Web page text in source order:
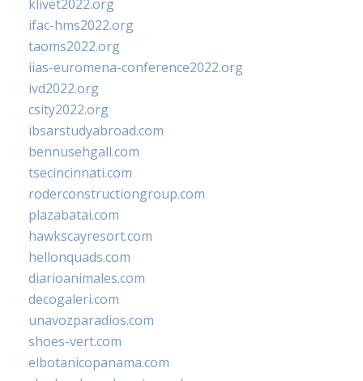
klivet2022.org
ifac-hms2022.org
taoms2022.org
iias-euromena-conference2022.org
ivd2022.org
csity2022.org
ibsarstudyabroad.com
bennusehgall.com
tsecincinnati.com
roderconstructiongroup.com
plazabatai.com
hawkscayresort.com
hellonquads.com
diarioanimales.com
decogaleri.com
unavozparadios.com
shoes-vert.com
elbotanicopanama.com